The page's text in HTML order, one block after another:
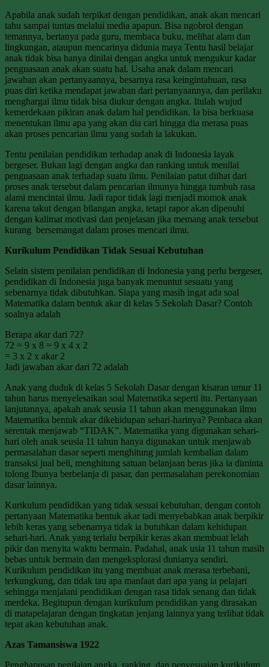
Apabila anak sudah terpikat dengan pendidikan, anak akan mencari
tahu sampai tuntas melalui media apapun. Bisa ngobrol dengan
temannya, bertanya pada guru, membaca buku, melihat alam dan
lingkungan, ataupun mencarinya didunia maya Tentu hasil belajar
anak tidak bisa hanya dinilai dengan angka untuk mengukur kadar
penguasaan anak akan suatu hal. Usaha anak dalam mencari
jawaban akan pertanyaannya, besarnya rasa keingintahuan, rasa
puas diri ketika mendapat jawaban dari pertanyaannya, dan perilaku
menghargai ilmu tidak bisa diukur dengan angka. Itulah wujud
kemerdekaan pikiran anak dalam hal pendidikan. Ia bisa berkuasa
menentukan ilmu apa yang akan dia cari hingga dia merasa puas
akan proses pencarian ilmu yang sudah ia lakukan.
Tentu penilaian pendidikan terhadap anak di Indonesia layak
bergeser. Bukan lagi dengan angka dan ranking untuk menilai
penguasaan anak terhadap suatu ilmu. Penilaian patut diihat dari
proses anak tersebut dalam pencarian ilmunya hingga tumbuh rasa
alami mencintai ilmu. Jadi rapor tidak lagi menjadi momok anak
karena takut dengan bilangan angka, tetapi rapor akan dipenuhi
dengan kalimat motivasi dan penjelasan jika memang anak tersebut
kurang bersemangat dalam proses mencari ilmu.
Kurikulum Pendidikan Tidak Sesuai Kebutuhan
Selain sistem penilaian pendidikan di Indonesia yang perlu bergeser,
pendidikan di Indonesia juga banyak menuntut sesuatu yang
sebenarnya tidak dibutuhkan. Siapa yang masih ingat ada soal
Matematika dalam bentuk akar di kelas 5 Sekolah Dasar? Contoh
soalnya adalah
Berapa akar dari 72?
72 = 9 x 8 = 9 x 4 x 2
= 3 x 2 x akar 2
Jadi jawaban akar dari 72 adalah
Anak yang duduk di kelas 5 Sekolah Dasar dengan kisaran umur 11
tahun harus menyelesaikan soal Matematika seperti itu. Pertanyaan
lanjutannya, apakah anak seusia 11 tahun akan menggunakan ilmu
Matematika bentuk akar dikehidupan sehari-harinya? Pembaca akan
serentak menjawab “TIDAK”. Matematika yang digunakan sehari-
hari oleh anak seusia 11 tahun hanya digunakan untuk menjawab
permasalahan dasar seperti menghitung jumlah kembalian dalam
transaksi jual beli, menghitung satuan belanjaan beras jika ia diminta
tolong Ibunya berbelanja di pasar, dan permasalahan perekonomian
dasar lainnya.
Kurikulum pendidikan yang tidak sesuai kebutuhan, dengan contoh
pertanyaan Matematika bentuk akar tadi menyebabkan anak berpikir
lebih keras yang sebenarnya tidak ia butuhkan dalam kehidupan
sehari-hari. Anak yang terlalu berpikir keras akan membuat lelah
pikir dan menyita waktu bermain. Padahal, anak usia 11 tahun masih
bebas untuk bermain dan mengeksplorasi dunianya sendiri.
Kurikulum pendidikan itu yang membuat anak merasa terbebani,
terkungkung, dan tidak tau apa manfaat dari apa yang ia pelajari
sehingga menjalani pendidikan dengan rasa tidak senang dan tidak
merdeka. Begitupun dengan kurikulum pendidikan yang dirasakan
di matapelajaran dengan tingkatan jenjang lainnya yang terlihat tidak
tepat akan kebutuhan anak.
Azas Tamansiswa 1922
Penghapusan penilaian angka, ranking, dan penyesuaian kurikulum